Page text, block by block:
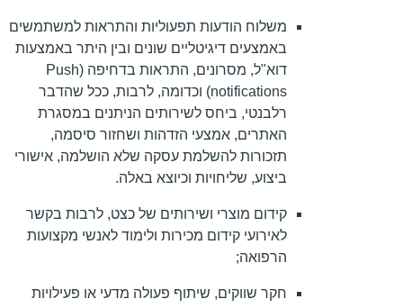
משלוח הודעות תפעוליות והתראות למשתמשים
באמצעים דיגיטליים שונים ובין היתר באמצעות
דוא"ל, מסרונים, התראות בדחיפה (Push
notifications) וכדומה, לרבות, ככל שהדבר
רלבנטי, ביחס לשירותים הניתנים במסגרת
האתרים, אמצעי הזדהות ושחזור סיסמה,
תזכורות להשלמת עסקה שלא הושלמה, אישורי
ביצוע, שליחויות וכיוצא באלה.
קידום מוצרי ושירותים של כצט, לרבות בקשר
לאירועי קידום מכירות ולימוד לאנשי מקצועות
הרפואה;
חקר שווקים, שיתוף פעולה מדעי או פעילויות